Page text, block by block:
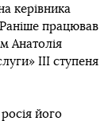
керівника
працював
Анатолія
III ступеня
його